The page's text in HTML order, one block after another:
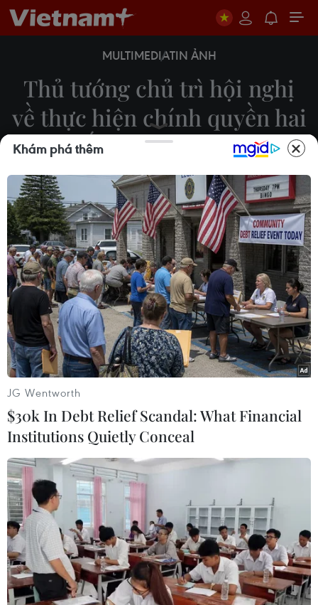
MULTIMEDIATIN ẢNH
Thủ tướng chủ trì hội nghị
về thực hiện chính quyền hai
cấp vùng ĐBSCL
13/07/2025 01:41
Sáng 13/7, Thủ tướng Phạm Minh Chính chủ trì Hội
nghị về tình hình thực hiện mô hình chính quyền địa
phương hai cấp; tiến độ triển khai các dự án trọng
điểm vùng Đồng bằng sông Cửu Long.
Thủ tướng Phạm Minh Chính chủ trì Hội nghị về thực hiện mô
hình chính quyền địa phương 2 cấp và triển khai các dự án
trọng điểm vùng Đồng bằng sông Cửu Long. (Ảnh: Dương
Giang/TTXVN)
Khám phá thêm
JG Wentworth
$30k In Debt Relief Scandal: What Financial
Institutions Quietly Conceal